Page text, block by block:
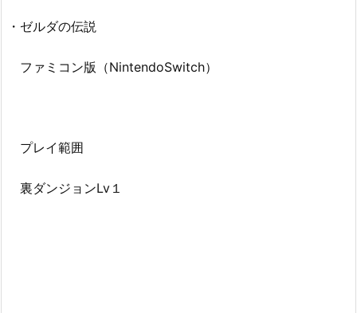
・ゼルダの伝説
ファミコン版（NintendoSwitch）
プレイ範囲
裏ダンジョンLv１